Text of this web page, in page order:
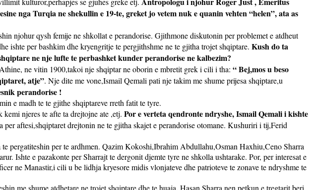
nga Turqia ne shekullin e 19-te, greket jo vetem nuk e quanin vehten “helen”, ata as
njohur qysh femije ne shkollat e perandorise. Gjithmone diskutonin per problemet e atdheut
ishte per bashkim dhe kryengritje te pergjithshme ne te gjitha trojet shqiptare. Kush do ta
ne nje lufte te perbashket kunder perandorise ne kalbezim?
ne vitin 1900,takoi nje shqiptar ne oborin e mbretit grek i cili i tha: “ Bej,mos u beso
atje”. Nje dite me vone,Ismail Qemali pati nje takim me shume prijesa shqiptare,u
perandorise !
e madh te te gjithe shqiptareve rreth fatit te tyre.
njeres te afte ta drejtojne ate ,etj. Por e verteta qendronte ndryshe, Ismail Qemali i kishte
per aftesi,shqiptaret drejtonin ne te gjitha skajet e perandorise otomane. Kushuriri i tij,Ferid
pergatiteshin per te ardhmen. Qazim Kokoshi,Ibrahim Abdullahu,Osman Haxhiu,Ceno Sharra
Ishte e pazakonte per Sharrajt te dergonit djemte tyre ne shkolla ushtarake. Por, per interesat e
ne Manastir,i cili u be lidhja kryesore midis vlonjateve dhe patrioteve te zonave te ndryshme te
me shume atdhetare ne trojet shqiptare dhe te huaja. Hasan Sharra nen petkun e tregtarit beri